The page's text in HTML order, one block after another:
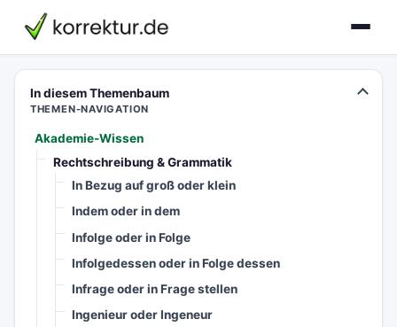
korrektur.de
In diesem Themenbaum
THEMEN-NAVIGATION
Akademie-Wissen
Rechtschreibung & Grammatik
In Bezug auf groß oder klein
Indem oder in dem
Infolge oder in Folge
Infolgedessen oder in Folge dessen
Infrage oder in Frage stellen
Ingenieur oder Ingeneur